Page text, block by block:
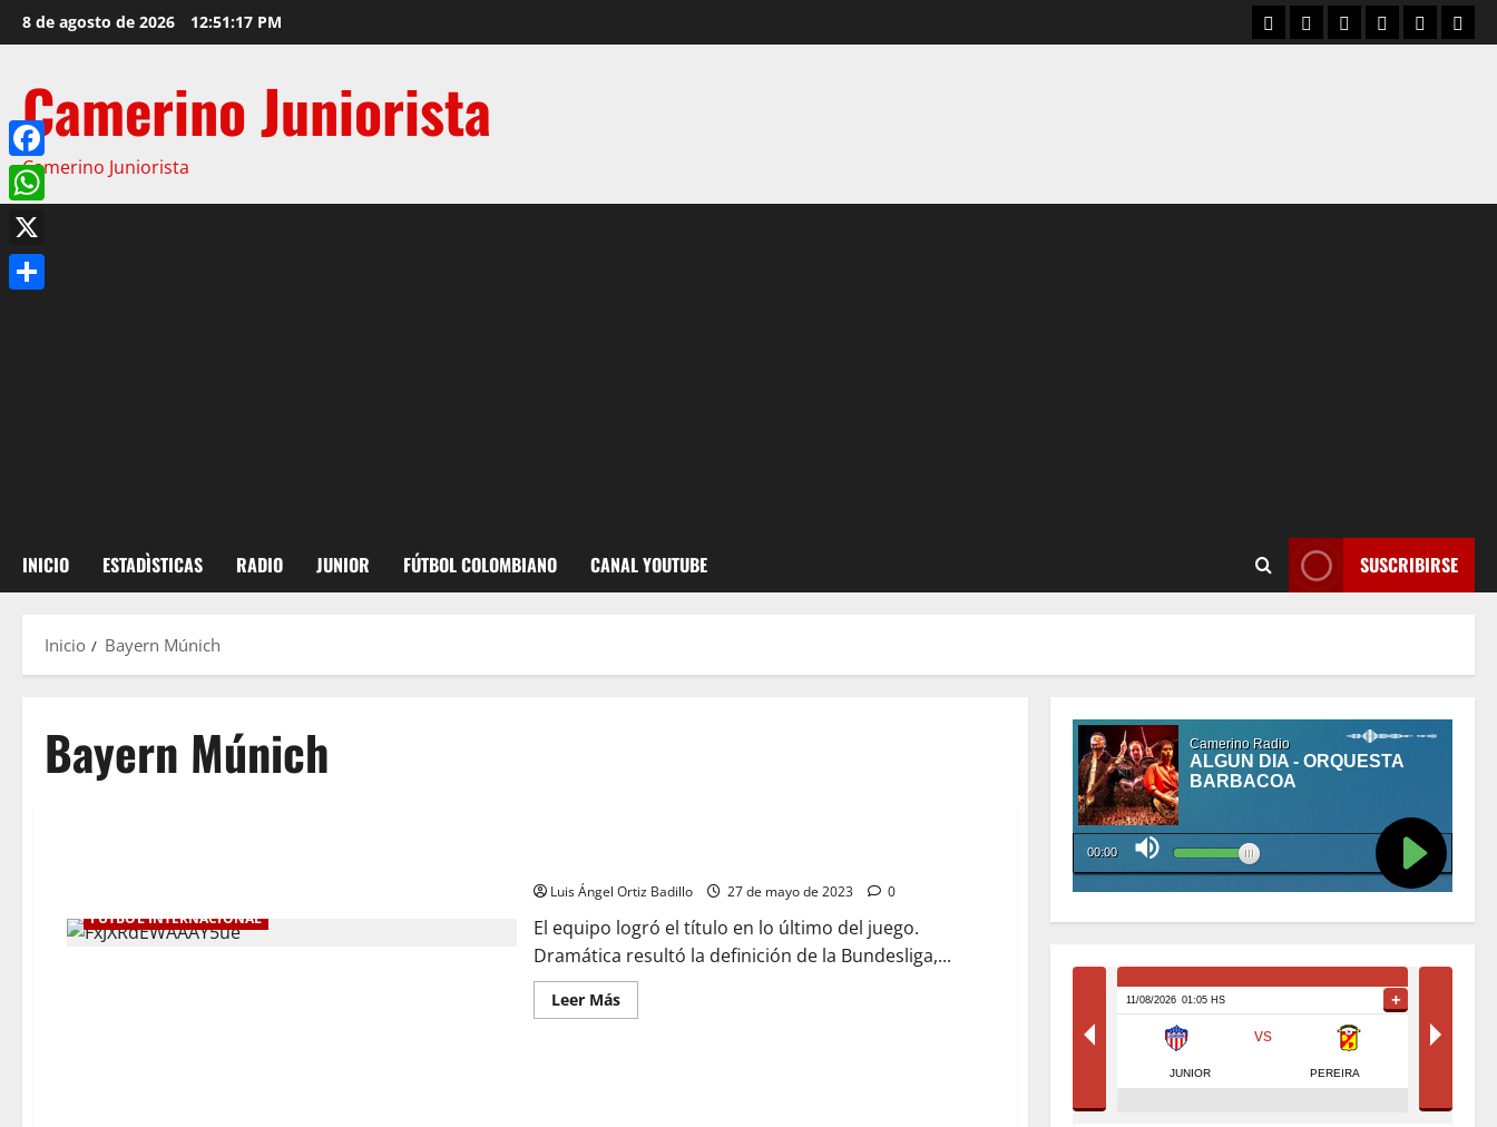
8 de agosto de 2026 12:51:18 PM
Camerino Juniorista
Camerino Juniorista
INICIO ESTADÌSTICAS RADIO JUNIOR FÚTBOL COLOMBIANO CANAL YOUTUBE SUSCRIBIRSE
Inicio Bayern Múnich
Bayern Múnich
FÚTBOL INTERNACIONAL
Luis Ángel Ortiz Badillo 27 de mayo de 2023 0
El equipo logró el título en lo último del juego.
Dramática resultó la definición de la Bundesliga,...
Leer Más
Facebook
WhatsApp
X